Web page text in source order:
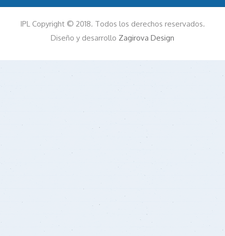
IPL Copyright © 2018. Todos los derechos reservados.
Diseño y desarrollo Zagirova Design